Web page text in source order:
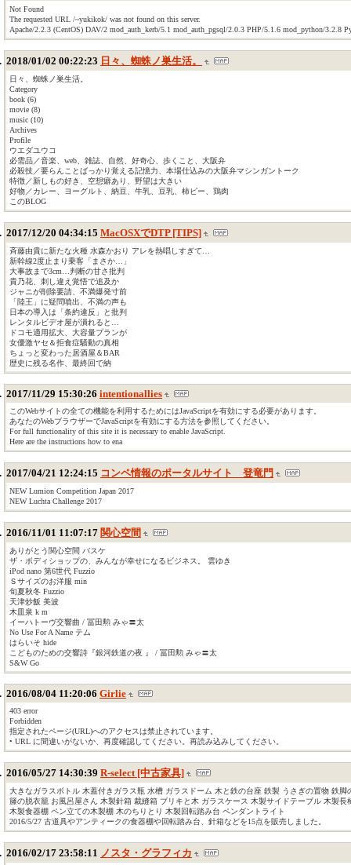
Not Found
The requested URL /~yukikok/ was not found on this server.
Apache/2.2.3 (CentOS) DAV/2 mod_auth_kerb/5.1 mod_auth_pgsql/2.0.3 PHP/5.1.6 mod_python/3.2.8
2018/01/02 00:22:23 日々、蜘蛛ノ巣生活。
日々、蜘蛛ノ巣生活。
Category
book (6)
movie (8)
music (10)
Archives
Profile
ウエダユウコ
必需品／音楽、web、雑誌、自然、好奇心、歩くこと、大阪弁
必殺技／要らんことばっかり覚える記憶力、本場仕込みの大阪弁マシンガントーク
特徴／新しもの好き、空想癖あり、野望は大きい
好物／カレー、ヨーグルト、納豆、牛乳、豆乳、柿ピー、鶏肉
このBLOG
2017/12/20 04:34:15 MacOSXでDTP [TIPS]
斉藤由貴に新たな火種 水森かおり アレを熱唱しすぎて…
新幹線2度止まり乗客「まさか…」
大事故まで3cm…判断の甘さ批判
貴乃花、刺し違え覚悟で追及か
ジャニが削除要請、不満爆発寸前
「陸王」に疑問噴出、不満の声も
日本の導入は「条約違反」と批判
レンタルビデオ屋が潰れると…
ドコモ適用拡大、大容量プランが
女優激ヤセ＆拒食症騒動の真相
ちょっと変わった居酒屋＆BAR
歴史に残る名作、最終回で納
2017/11/29 15:30:26 intentionallies
このWebサイトの全ての機能を利用するためにはJavaScriptを有効にする必要があります。
あなたのWebブラウザーでJavaScriptを有効にする方法を参照してください。
For full functionality of this site it is necessary to enable JavaScript.
Here are the instructions how to ena
2017/04/21 12:24:15 コンペ情報のポータルサイト 登竜門
NEW Lumion Competition Japan 2017
NEW Luchta Challenge 2017
2016/11/01 11:07:17 関心空間
ありがとう関心空間 バスケ
ザ・ボディショップの、みんなが幸せになるビジネス。 雲ゆき
iPod nano 第6世代 Fuzzio
Ｓサイズのお洋服 min
旬夏秋冬 Fuzzio
天津炒飯 美波
木皿泉 k m
イーハトーヴ交響曲 / 冨田勲 みゃ〓太
No Use For A Name テム
はらいそ hide
こどものための交響詩『銀河鉄道の夜 』 / 冨田勲 みゃ〓太
S&W Go
2016/08/04 11:20:06 Girlie
403 error
Forbidden
指定されたページ(URL)へのアクセスは禁止されています。
• URL に間違いがないか、再度確認してください。再読み込みしてください。
2016/05/27 14:30:39 R-select [中古家具]
大きなガラスボトル 木蓋付きガラス瓶 水槽 ガラスドーム 木と鉄の台座 鉄製 うさぎの置物 鉄脚
籐の脱衣籠 お風呂屋さん 木製針箱 裁縫箱 ブリキと木 ガラスケース 木製サイドテーブル 木製長
木製食器棚 ペン立ての木製棚 木のちりとり 木製回転踏み台 ペンダントライト
2016/5/27 古道具やアンティークの食器棚や回転踏み台、針箱などを15点を販売しました。
2016/02/17 23:58:11 ノスタ・グラフィカ